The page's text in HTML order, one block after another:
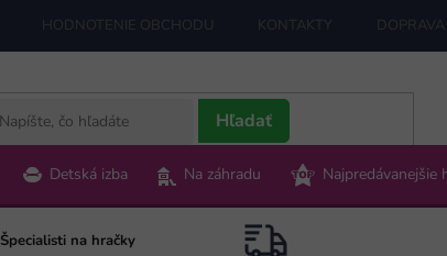
HODNOTENIE OBCHODU KONTAKTY
Hľadať
Detská izba Na záhradu Najpredávanejšie
Špecialisti na hračky